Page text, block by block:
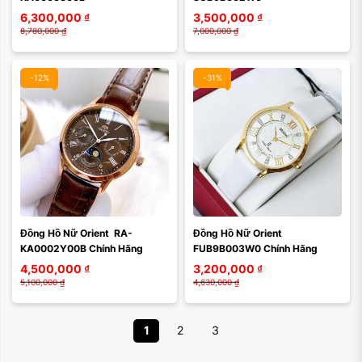
6,300,000 ₫
8,780,000 ₫
3,500,000 ₫
7,000,000 ₫
-12%
Đồng Hồ Nữ Orient  RA-
KA0002Y00B Chính Hãng
4,500,000 ₫
5,100,000 ₫
-31%
Đồng Hồ Nữ Orient
FUB9B003W0 Chính Hãng
3,200,000 ₫
4,630,000 ₫
1 2 3